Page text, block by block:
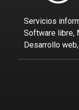
Servicios
Software libre,
Desarrollo